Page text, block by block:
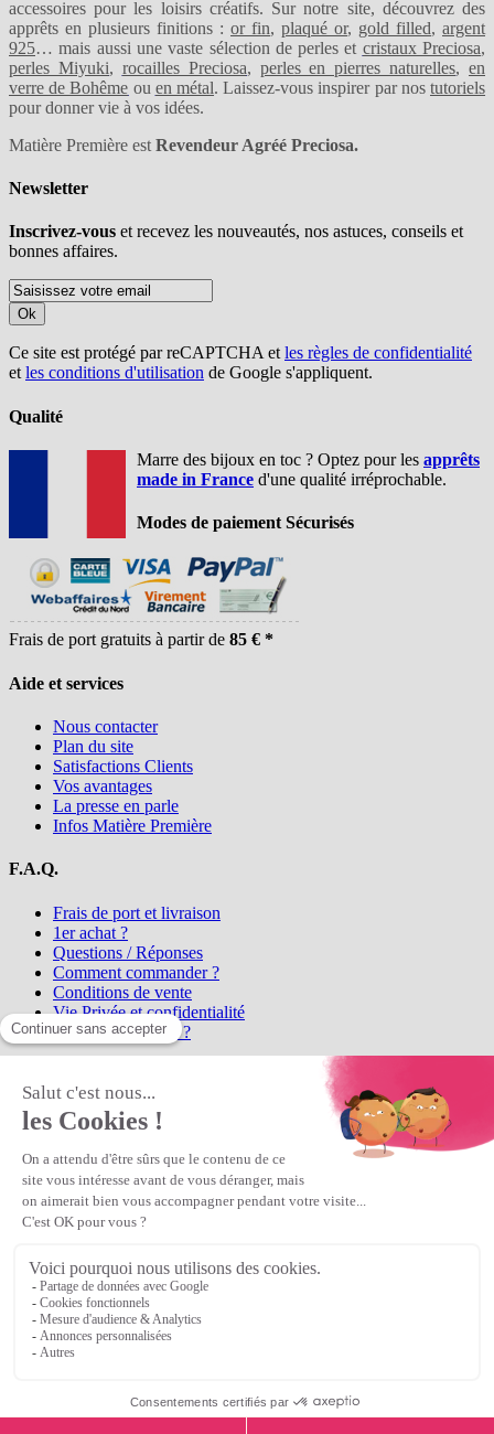
accessoires pour les loisirs créatifs. Sur notre site, découvrez des
apprêts en plusieurs finitions : or fin, plaqué or, gold filled, argent
925… mais aussi une vaste sélection de perles et cristaux Preciosa,
perles Miyuki, rocailles Preciosa, perles en pierres naturelles, en
verre de Bohême ou en métal. Laissez-vous inspirer par nostutoriels
pour donner vie à vos idées.
Matière Première est Revendeur Agréé Preciosa.
Newsletter
Inscrivez-vous et recevez les nouveautés, nos astuces, conseils et
bonnes affaires.
Ok
Ce site est protégé par reCAPTCHA etles règles de confidentialité
etles conditions d'utilisation de Google s'appliquent.
Qualité
Marre des bijoux en toc ? Optez pour les apprêts
made in France d'une qualité irréprochable.
Modes de paiement Sécurisés
Frais de port gratuits à partir de 85 € *
Aide et services
Nous contacter
Plan du site
Satisfactions Clients
Vos avantages
La presse en parle
Infos Matière Première
F.A.Q.
Frais de port et livraison
1er achat ?
Questions / Réponses
Comment commander ?
Conditions de vente
Vie Privée et confidentialité
Qui sommes-nous ?
la référence en perles et bijoux
perles en ligne, telles que les perles
et cristaux et strass en cristal Preciosa, les perles Miyuki perles et
apprêts en Argent 925, Gold Filled, perles de rocaille Preciosa
Matière Première est un
Première
Veuillez patienter...
Continuer vos achats
or Voir le panier